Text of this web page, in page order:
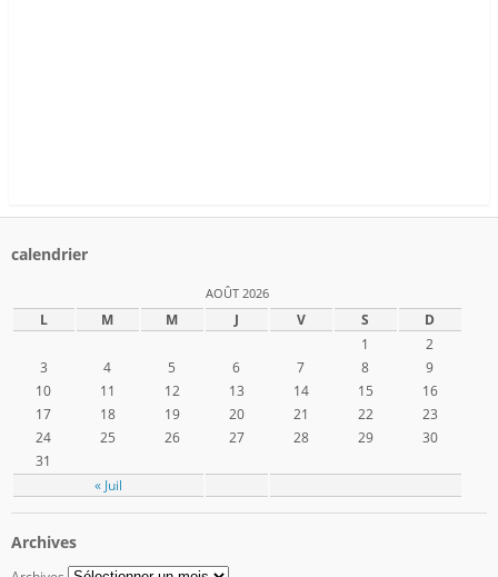
calendrier
AOÛT 2026
L M M J V S D
« Juil
1
2
3
4 5 6 7 8
9
10
11 12 13 14 15
16
17
18 19 20 21 22
23
24
25 26 27 28 29
30
31
Archives